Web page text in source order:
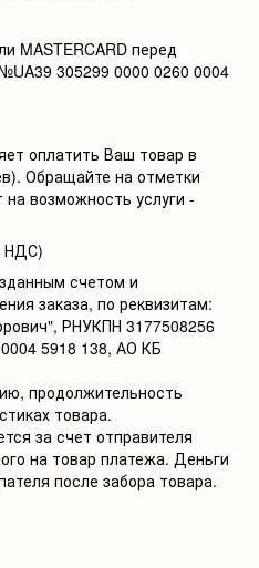
MASTERCARD перед
305299 0000 0260 0004
оплатить Ваш товар в
Обращайте на отметки
возможность услуги -
НДС)
счетом и
заказа, по реквизитам:
РНУКПН 3177508256
5918 138, АО КБ
продолжительность
товара.
за счет отправителя
на товар платежа. Деньги
после забора товара.